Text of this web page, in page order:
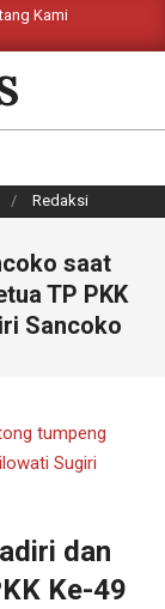
Kami
Redaksi
saat
TP PKK
Sancoko
dan
Ke-49